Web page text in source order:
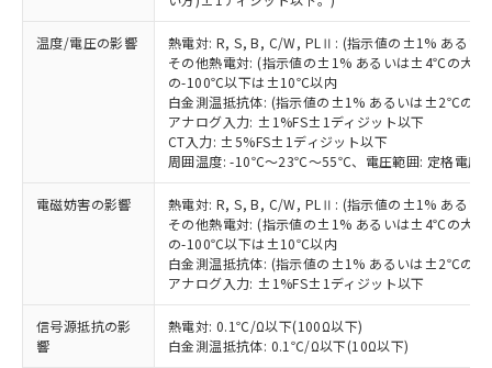
温度/電圧の影響
熱電対: R, S, B, C/W, PLⅡ: (指示値の±1% ある
その他熱電対: (指示値の±1% あるいは±4℃の大き
の-100℃以下は±10℃以内
白金測温抵抗体: (指示値の±1% あるいは±2℃の大
アナログ入力: ±1%FS±1ディジット以下
CT入力: ±5%FS±1ディジット以下
周囲温度: -10℃～23℃～55℃、電圧範囲: 定格電圧
電磁妨害の影響
熱電対: R, S, B, C/W, PLⅡ: (指示値の±1% ある
その他熱電対: (指示値の±1% あるいは±4℃の大き
の-100℃以下は±10℃以内
白金測温抵抗体: (指示値の±1% あるいは±2℃の大
アナログ入力: ±1%FS±1ディジット以下
信号源抵抗の影
響
熱電対: 0.1℃/Ω以下(100Ω以下)
白金測温抵抗体: 0.1℃/Ω以下(10Ω以下)
正式な納期状況および標準価格はお客
様のお取引先、またはお客様担当のオ
ムロン制御機器販売店・当社販売員に
ご相談ください。
オムロン制御機器販売店や当社販売拠
点は「販売ネットワーク
」をご確認
ください。
在庫状況および標準価格結果を当社の
事前の承諾なく第三者に漏洩または開
示しないようお願いします。
マイパーツ機能（部品リスト作成サー
ビス）をご利用いただくには、I-Web
メンバーズにご登録されている必要が
あります。
お客様が当ウェブサイト上で当社にご
登録された部品リストについて、当社
ル) (DEHP)(別名：DOP) 1000ppm以下、フタル酸ブチ
ルベンジル（BBP） 1000ppm以下、フタル酸ジブチル
（DBP） 1000ppm以下、フタル酸ジイソブチル
(DIBP) 1000ppm以下
但し、RoHS指令で産業用監視および制御機器に対する
適用除外項目は除く。
フタル酸エステル類の４物質については閾値を超える意
図的な使用がないことを確認しています。
※2 対応予定月
部品在庫の切り替え状況などにより、予定
月が前後することがあります。
※3 非含有証明書ダウンロード
ル類) : 1000ppm、
DBP(フタル酸ジブチル) : 1000ppm、 DIBP(フタル酸ジ
イソブチル) : 1000ppm、 BBP(フタル酸ブチルベンジ
ル) : 1000ppm、
DEHP(フタル酸ビス(2-エチルヘキシル)) : 1000ppm
※2 環境保護使用期限
「ｅ」：有害物質（10物質）のすべてが基
準値以下であることを示します。
「10」：通常の使用状況下において有害物
質が外部に漏えいし、環境に深刻な影響を
及ぼさない年数を意味します。
「－」：未確認です。当社販売部門へお問
い合わせください。
全に破砕するなど、違法に輸出されな
いよう必要な手段を講じます。
当社は貴社製品を、核兵器、ミサイ
ル、化学兵器、生物兵器またはその他
武器並びにこれらの製造装置等に一切
使用いたしません。
当社は、貴社製品を第三者に販売する
場合は、上記1、2および3の内容を当
該第三者に通知します。また当社は、
販売先および販売に係わる関係者が違
法に輸出するおそれがある場合は、取
り引きをいたしません。
△ 一定数には満たないが在庫あり
在庫なし(最新の在庫状況につ
いては、お客様のお取引先、ま
たはお客様担当のオムロン制御
機器販売店・当社販売員にご確
受注生産機種、また在庫状況の
情報を公開していない機種